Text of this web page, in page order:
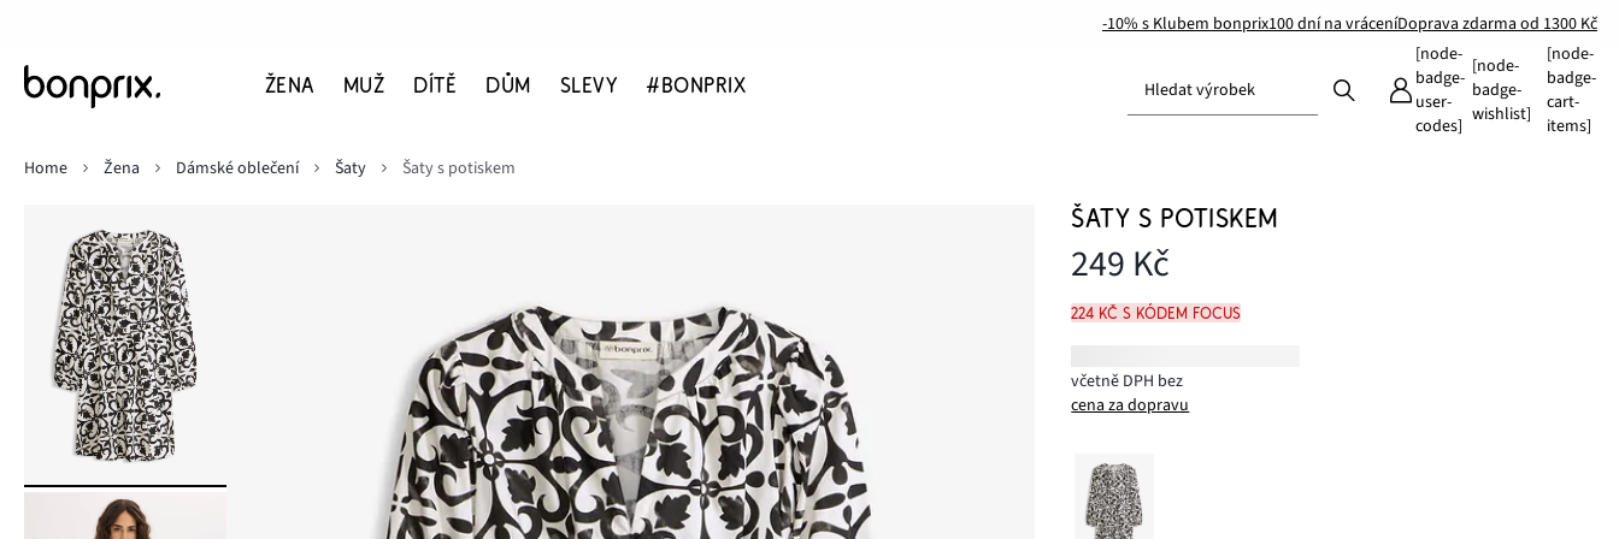
-10% s Klubem bonprix100 dní na vráceníDoprava zdarma od 1300 Kč
ŽENA MUŽ DÍTĚ DŮM SLEVY #BONPRIX Hledat výrobek
[node-
badge-
user-
codes]
[node-
badge-
wishlist]
[node-
badge-
cart-
items]
Home
Žena Dámské oblečení Šaty Šaty s potiskem
ŠATY S POTISKEM
249 Kč
224 Kč s kódem FOCUS
včetně DPH bez
cena za dopravu